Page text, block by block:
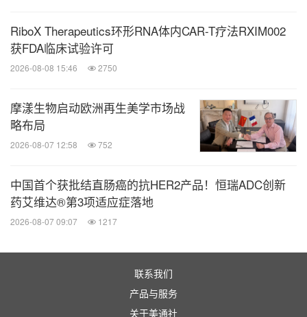
RiboX Therapeutics环形RNA体内CAR-T疗法RXIM002
获FDA临床试验许可
2026-08-08 15:46 2750
摩漾生物启动欧洲再生美学市场战
略布局
2026-08-07 12:58 752
中国首个获批结直肠癌的抗HER2产品！恒瑞ADC创新
药艾维达®第3项适应症落地
2026-08-07 09:07 1217
联系我们
产品与服务
关于美通社